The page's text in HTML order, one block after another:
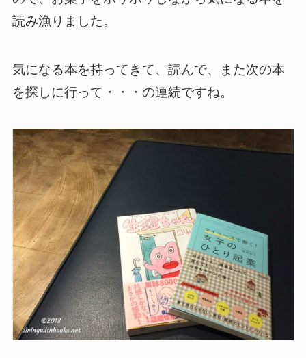
読み漁りました。
気になる本を持ってきて、読んで、また次の本
を探しに行って・・・の連続ですね。